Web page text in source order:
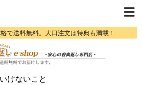
で送料無料。大口注文は特典も満載！
けないこと